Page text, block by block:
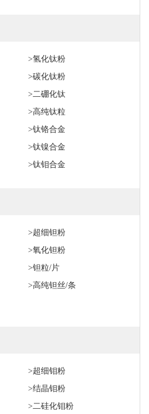
>氢化钛粉
>碳化钛粉
>二硼化钛
>高纯钛粒
>钛铬合金
>钛镍合金
>钛钼合金
>超细钽粉
>氧化钽粉
>钽粒/片
>高纯钽丝/条
>超细钼粉
>结晶钼粉
>二硅化钼粉